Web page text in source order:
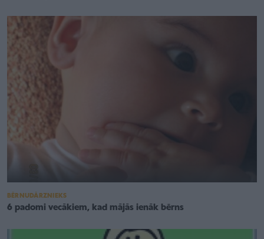
BĒRNUDĀRZNIEKS
6 padomi vecākiem, kad mājās ienāk bērns